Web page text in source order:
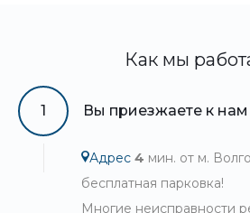
Как мы
1 Вы приезжаете к
Адрес 4 мин. от м.
бесплатная парковка!
Многие неисправности